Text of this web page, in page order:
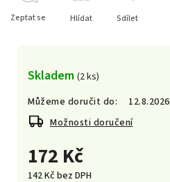
172 Kč
142 Kč bez DPH
Skladem (2 ks)
Můžeme doručit do:
12.8.2026
Možnosti doručení
Zeptat se Hlídat Sdílet